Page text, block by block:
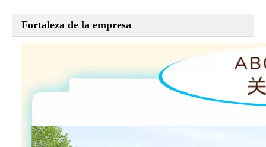
Fortaleza de la empresa